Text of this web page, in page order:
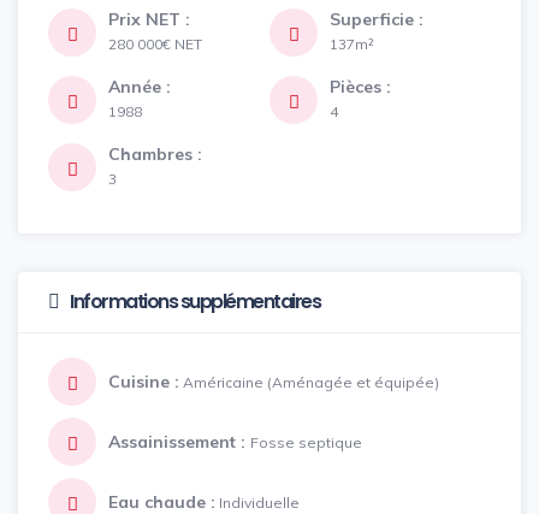
Prix NET :
280 000€ NET
Superficie :
137m²
Année :
1988
Pièces :
4
Chambres :
3
Informations supplémentaires
Cuisine : Américaine (Aménagée et équipée)
Assainissement : Fosse septique
Eau chaude : Individuelle